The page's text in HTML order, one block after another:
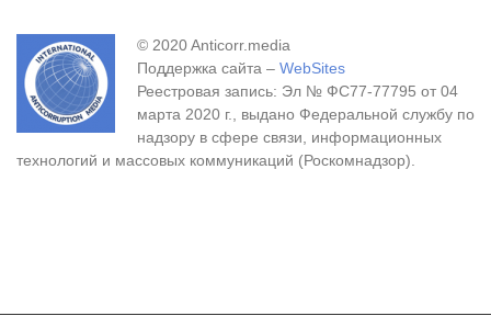
© 2020 Anticorr.media
Поддержка сайта – WebSites
Реестровая запись: Эл № ФС77-77795 от 04
марта 2020 г., выдано Федеральной службу по
надзору в сфере связи, информационных
технологий и массовых коммуникаций (Роскомнадзор).